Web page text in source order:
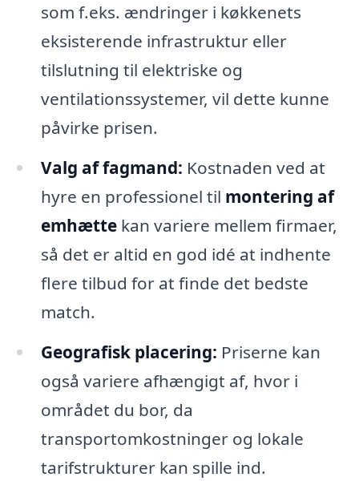
som f.eks. ændringer i køkkenets
eksisterende infrastruktur eller
tilslutning til elektriske og
ventilationssystemer, vil dette kunne
påvirke prisen.
Valg af fagmand: Kostnaden ved at
hyre en professionel til montering af
emhættekan variere mellem firmaer,
så det er altid en god idé at indhente
flere tilbud for at finde det bedste
match.
Geografisk placering: Priserne kan
også variere afhængigt af, hvor i
området du bor, da
transportomkostninger og lokale
tarifstrukturer kan spille ind.